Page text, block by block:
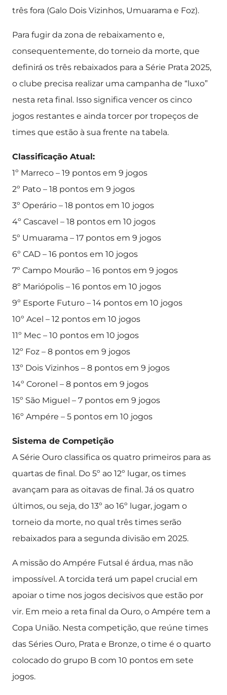
três fora (Galo Dois Vizinhos, Umuarama e Foz).
Para fugir da zona de rebaixamento e,
consequentemente, do torneio da morte, que
definirá os três rebaixados para a Série Prata 2025,
o clube precisa realizar uma campanha de “luxo”
nesta reta final. Isso significa vencer os cinco
jogos restantes e ainda torcer por tropeços de
times que estão à sua frente na tabela.
Classificação Atual:
1º Marreco – 19 pontos em 9 jogos
2º Pato – 18 pontos em 9 jogos
3º Operário – 18 pontos em 10 jogos
4º Cascavel – 18 pontos em 10 jogos
5º Umuarama – 17 pontos em 9 jogos
6º CAD – 16 pontos em 10 jogos
7º Campo Mourão – 16 pontos em 9 jogos
8º Mariópolis – 16 pontos em 10 jogos
9º Esporte Futuro – 14 pontos em 10 jogos
10º Acel – 12 pontos em 10 jogos
11º Mec – 10 pontos em 10 jogos
12º Foz – 8 pontos em 9 jogos
13º Dois Vizinhos – 8 pontos em 9 jogos
14º Coronel – 8 pontos em 9 jogos
15º São Miguel – 7 pontos em 9 jogos
16º Ampére – 5 pontos em 10 jogos
Sistema de Competição
A Série Ouro classifica os quatro primeiros para as
quartas de final. Do 5º ao 12º lugar, os times
avançam para as oitavas de final. Já os quatro
últimos, ou seja, do 13º ao 16º lugar, jogam o
torneio da morte, no qual três times serão
rebaixados para a segunda divisão em 2025.
A missão do Ampére Futsal é árdua, mas não
impossível. A torcida terá um papel crucial em
apoiar o time nos jogos decisivos que estão por
vir. Em meio a reta final da Ouro, o Ampére tem a
Copa União. Nesta competição, que reúne times
das Séries Ouro, Prata e Bronze, o time é o quarto
colocado do grupo B com 10 pontos em sete
jogos.